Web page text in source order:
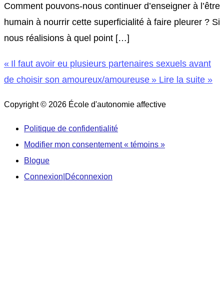
Comment pouvons-nous continuer d’enseigner à l’être
humain à nourrir cette superficialité à faire pleurer ? Si
nous réalisions à quel point […]
« Il faut avoir eu plusieurs partenaires sexuels avant
de choisir son amoureux/amoureuse » Lire la suite »
Copyright © 2026 École d'autonomie affective
Politique de confidentialité
Modifier mon consentement « témoins »
Blogue
Connexion|Déconnexion